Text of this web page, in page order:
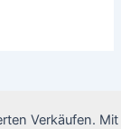
Verkäufen. Mit